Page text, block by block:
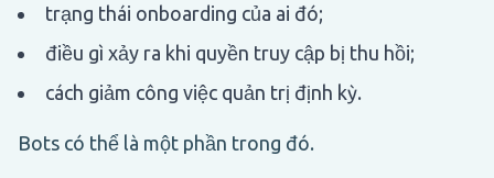
trạng thái onboarding của ai đó;
điều gì xảy ra khi quyền truy cập bị thu hồi;
cách giảm công việc quản trị định kỳ.
Bots có thể là một phần trong đó.